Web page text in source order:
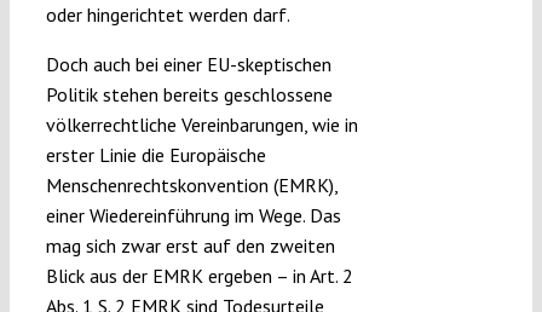
oder hingerichtet werden darf.
Doch auch bei einer EU-skeptischen
Politik stehen bereits geschlossene
völkerrechtliche Vereinbarungen, wie in
erster Linie die Europäische
Menschenrechtskonvention (EMRK),
einer Wiedereinführung im Wege. Das
mag sich zwar erst auf den zweiten
Blick aus der EMRK ergeben – in Art. 2
Abs. 1 S. 2 EMRK sind Todesurteile